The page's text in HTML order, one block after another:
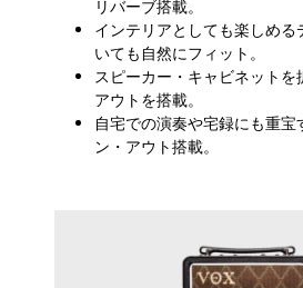
リバーブ搭載。
インテリアとしても楽しめ
いても自然にフィット。
スピーカー・キャビネットを
アウトを搭載。
自宅での演奏や宅録にも重
ン・アウト搭載。